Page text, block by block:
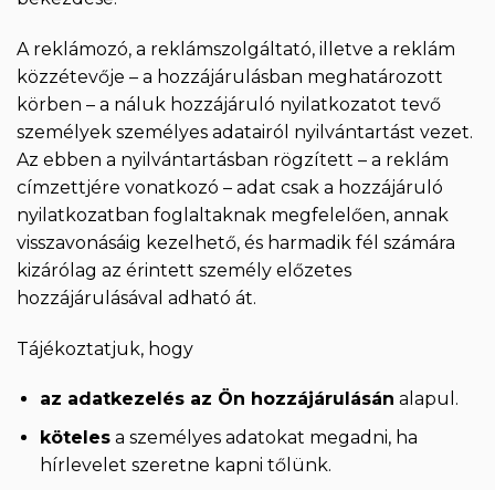
A reklámozó, a reklámszolgáltató, illetve a reklám
közzétevője – a hozzájárulásban meghatározott
körben – a náluk hozzájáruló nyilatkozatot tevő
személyek személyes adatairól nyilvántartást vezet.
Az ebben a nyilvántartásban rögzített – a reklám
címzettjére vonatkozó – adat csak a hozzájáruló
nyilatkozatban foglaltaknak megfelelően, annak
visszavonásáig kezelhető, és harmadik fél számára
kizárólag az érintett személy előzetes
hozzájárulásával adható át.
Tájékoztatjuk, hogy
az adatkezelés az Ön hozzájárulásán alapul.
kötelesa személyes adatokat megadni, ha
hírlevelet szeretne kapni tőlünk.